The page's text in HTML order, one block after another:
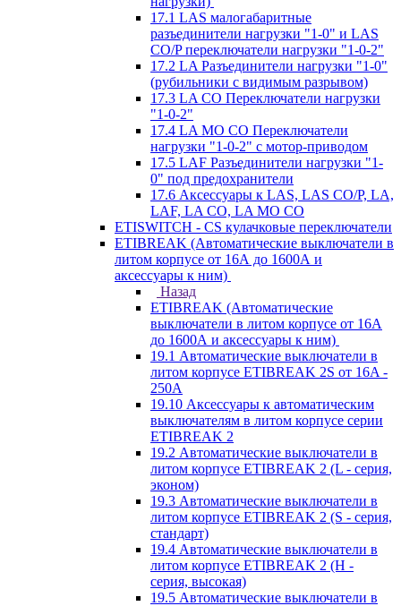
17.1 LAS малогабаритные
разъединители нагрузки "1-0" и LAS
CO/P переключатели нагрузки "1-0-2"
17.2 LA Разъединители нагрузки "1-0"
(рубильники с видимым разрывом)
17.3 LA CO Переключатели нагрузки
"1-0-2"
17.4 LA MO CO Переключатели
нагрузки "1-0-2" с мотор-приводом
17.5 LAF Разъединители нагрузки "1-
0" под предохранители
17.6 Аксессуары к LAS, LAS CO/P, LA,
LAF, LA CO, LA MO CO
ETISWITCH - CS кулачковые переключатели
ETIBREAK (Автоматические выключатели в
литом корпусе от 16А до 1600А и
аксессуары к ним)
Назад
ETIBREAK (Автоматические
выключатели в литом корпусе от 16А
до 1600А и аксессуары к ним)
19.1 Автоматические выключатели в
литом корпусе ETIBREAK 2S от 16A -
250A
19.10 Аксессуары к автоматическим
выключателям в литом корпусе серии
ETIBREAK 2
19.2 Автоматические выключатели в
литом корпусе ETIBREAK 2 (L - серия,
эконом)
19.3 Автоматические выключатели в
литом корпусе ETIBREAK 2 (S - серия,
стандарт)
19.4 Автоматические выключатели в
литом корпусе ETIBREAK 2 (H -
серия, высокая)
19.5 Автоматические выключатели в